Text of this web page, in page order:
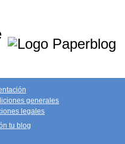
generales
legales
tu blog